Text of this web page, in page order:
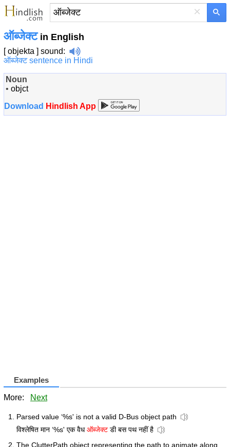
×
ऑब्जेक्टin English
[ objekta ] sound:
ऑब्जेक्ट sentence in Hindi
Noun
• objct
Download Hindlish App
Examples
More: Next
Parsed value ‘%s' is not a valid D-Bus object path
विश्लेषित मान ‘%s' एक वैधऑब्जेक्ट डी बस पथ नहीं है
The ClutterPath object representing the path to animate along